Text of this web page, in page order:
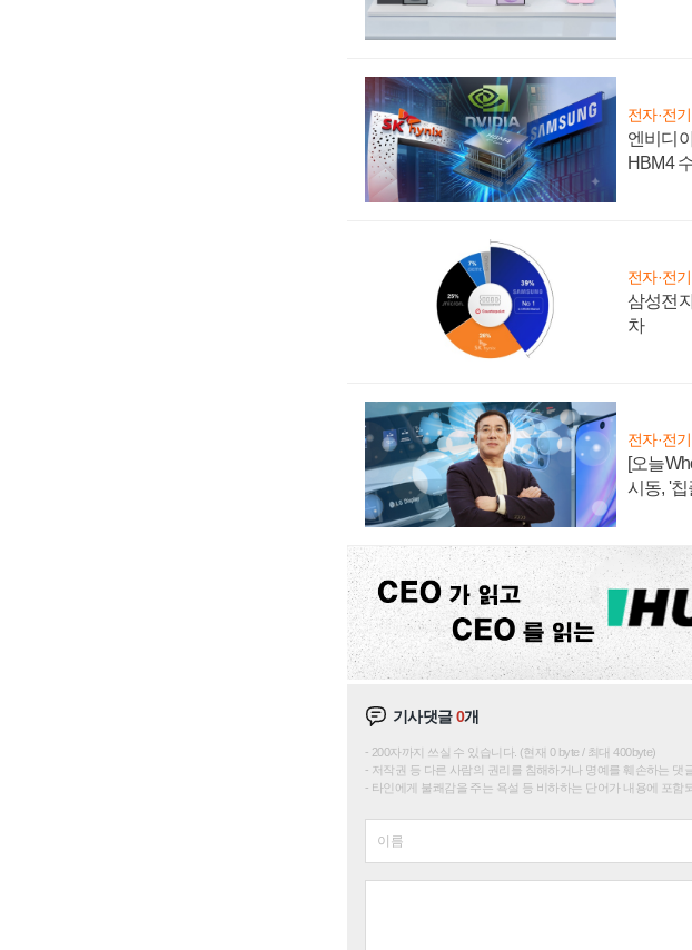
전자·전
엔비디
HBM4
전자·전
삼성전
차
전자·전
[오늘
시동, '
기사댓글0개
200자까지 쓰실 수 있습니다. (현재 0 byte / 최대 400byte)
저작권 등 다른 사람의 권리를 침해하거나 명예를 훼손하는 댓
타인에게 불쾌감을 주는 욕설 등 비하하는 단어가 내용에 포